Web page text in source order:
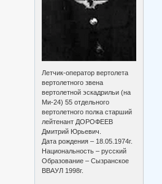
Летчик-оператор вертолета
вертолетного звена
вертолетной эскадрильи (на
Ми-24) 55 отдельного
вертолетного полка старший
лейтенант ДОРОФЕЕВ
Дмитрий Юрьевич.
Дата рождения – 18.05.1974г.
Национальность – русский
Образование – Сызранское
ВВАУЛ 1998г.